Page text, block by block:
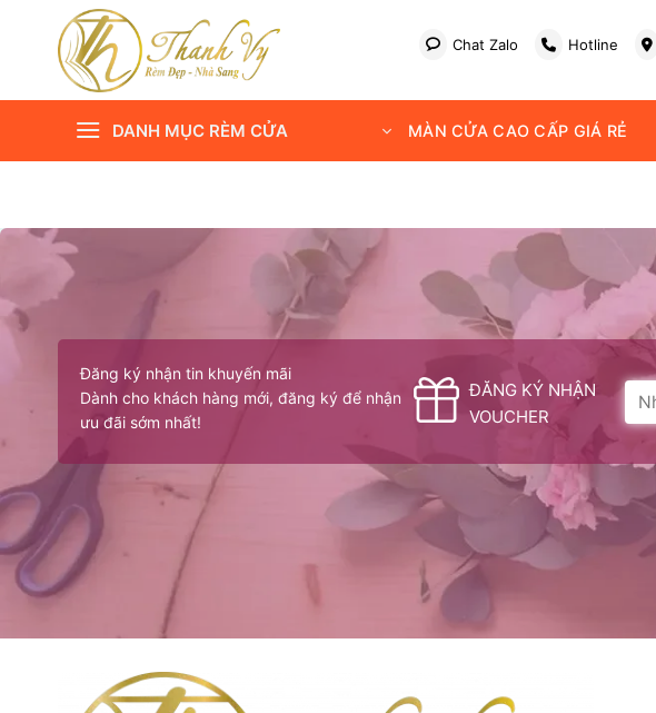
dung
Chat Zalo Hotline
DANH MỤC RÈM CỬA MÀN CỬA CAO CẤP GIÁ RẺ
Đăng ký nhận tin khuyến mãi
Dành cho khách hàng mới, đăng ký để nhận
ưu đãi sớm nhất!
ĐĂNG KÝ NHẬN
VOUCHER